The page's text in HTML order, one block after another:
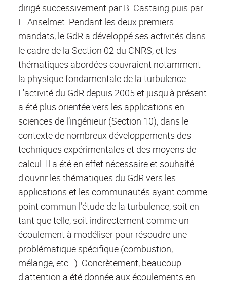
dirigé successivement par B. Castaing puis par
F. Anselmet. Pendant les deux premiers
mandats, le GdR a développé ses activités dans
le cadre de la Section 02 du CNRS, et les
thématiques abordées couvraient notamment
la physique fondamentale de la turbulence.
L'activité du GdR depuis 2005 et jusqu'à présent
a été plus orientée vers les applications en
sciences de l’ingénieur (Section 10), dans le
contexte de nombreux développements des
techniques expérimentales et des moyens de
calcul. Il a été en effet nécessaire et souhaité
d'ouvrir les thématiques du GdR vers les
applications et les communautés ayant comme
point commun l’étude de la turbulence, soit en
tant que telle, soit indirectement comme un
écoulement à modéliser pour résoudre une
problématique spécifique (combustion,
mélange, etc...). Concrètement, beaucoup
d'attention a été donnée aux écoulements en